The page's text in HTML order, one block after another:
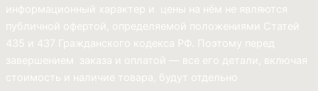
информационный характер и цены на нём не являются
публичной офертой, определяемой положениями Статей
435 и 437 Гражданского кодекса РФ. Поэтому перед
завершением заказа и оплатой — все его детали, включая
стоимость и наличие товара, будут отдельно